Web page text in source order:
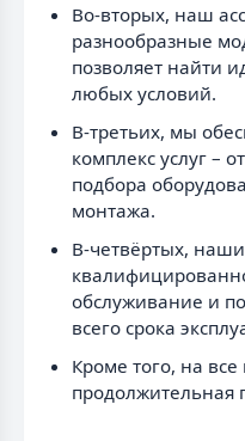
Во-вторых, наш
разнообразные
позволяет найти
любых условий.
В-третьих, мы
комплекс услуг –
подбора
монтажа.
В-четвёртых,
обслуживание и
всего срока
Кроме того, на все
продолжительная